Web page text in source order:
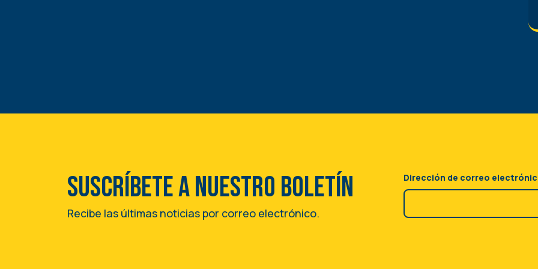
Suscríbete a nuestro boletín
Recibe las últimas noticias por correo electrónico.
Dirección de correo